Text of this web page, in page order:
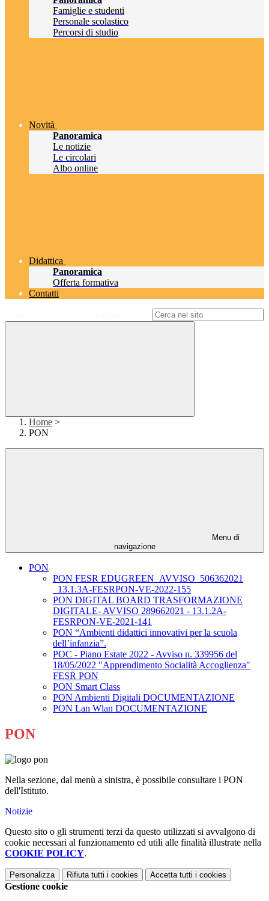
Famiglie e studenti
Personale scolastico
Percorsi di studio
Novità
Panoramica
Le notizie
Le circolari
Albo online
Didattica
Panoramica
Offerta formativa
Contatti
Home >
PON
Menu di
navigazione
PON
PON FESR EDUGREEN_AVVISO_506362021
_13.1.3A-FESRPON-VE-2022-155
PON DIGITAL BOARD TRASFORMAZIONE
DIGITALE- AVVISO 289662021 - 13.1.2A-
FESRPON-VE-2021-141
PON “Ambienti didattici innovativi per la scuola
dell’infanzia”.
POC - Piano Estate 2022 - Avviso n. 339956 del
18/05/2022 "Apprendimento Socialità Accoglienza"
FESR PON
PON Smart Class
PON Ambienti Digitali DOCUMENTAZIONE
PON Lan Wlan DOCUMENTAZIONE
PON
Nella sezione, dal menù a sinistra, è possibile consultare i PON
dell'Istituto.
Notizie
Questo sito o gli strumenti terzi da questo utilizzati si avvalgono di
cookie necessari al funzionamento ed utili alle finalità illustrate nella
COOKIE POLICY.
Personalizza Rifiuta tutti i cookies Accetta tutti i cookies
Gestione cookie